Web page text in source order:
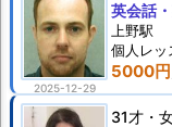
2025-12-29
5000円
英会話
上野駅
個人 レッ
31才